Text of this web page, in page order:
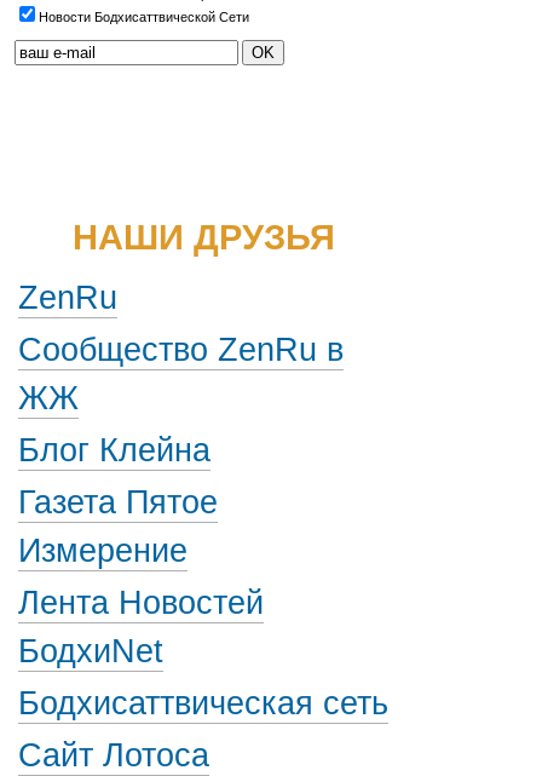
Новости Бодхисаттвической Сети
НАШИ ДРУЗЬЯ
ZenRu
Сообщество ZenRu в
ЖЖ
Блог Клейна
Газета Пятое
Измерение
Лента Новостей
БодхиNet
Бодхисаттвическая сеть
Сайт Лотоса